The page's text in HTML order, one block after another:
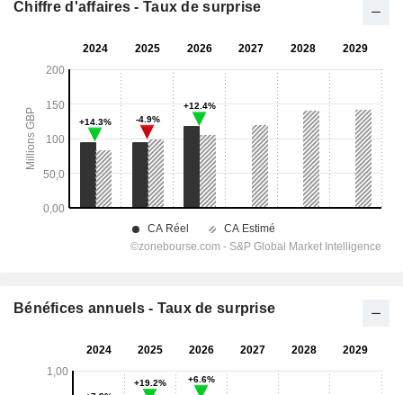
Chiffre d'affaires - Taux de surprise
Bénéfices annuels - Taux de surprise